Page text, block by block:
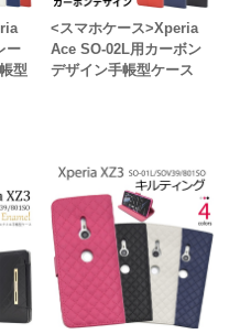
ー
型
<スマホケース>Xperia
Ace SO-02L用カーボン
デザイン手帳型ケース